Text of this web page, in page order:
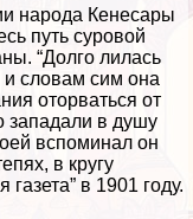
народа Кенесары
путь суровой
“Долго лилась
словам сим она
оторваться от
западали в душу
вспоминал он
в кругу
газета” в 1901 году.